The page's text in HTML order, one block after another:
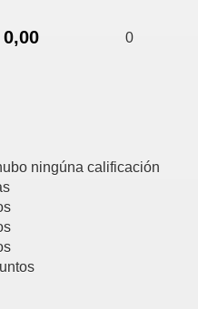
0,00 0
ningúna calificación